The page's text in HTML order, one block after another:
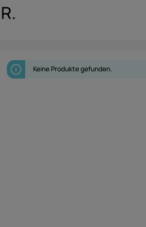
Keine Produkte gefunden.